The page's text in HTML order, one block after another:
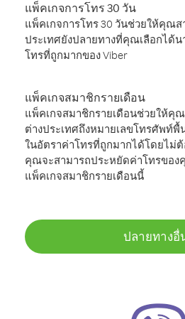
แพ็คเกจการโทร 30 วัน
แพ็คเกจการโทร 30 วันช่วยให้คุณส
ประเทศยังปลายทางที่คุณเลือกได้น
โทรที่ถูกมากของ Viber
แพ็คเกจสมาชิกรายเดือน
แพ็คเกจสมาชิกรายเดือนช่วยให้คุ
ต่างประเทศถึงหมายเลขโทรศัพท์
ในอัตราค่าโทรที่ถูกมากได้โดยไม่
คุณจะสามารถประหยัดค่าโทรขอ
แพ็คเกจสมาชิกรายเดือนนี้
ปลายทางอื่